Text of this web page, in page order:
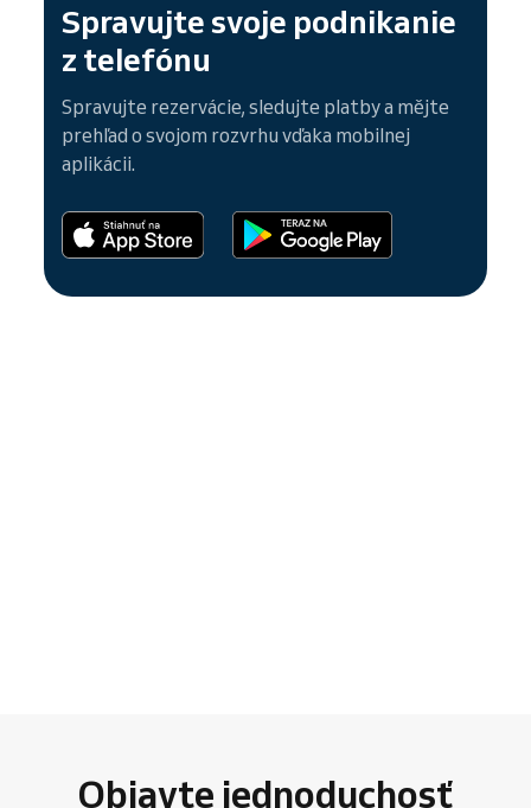
Spravujte svoje podnikanie
z telefónu
Spravujte rezervácie, sledujte platby a mějte
prehľad o svojom rozvrhu vďaka mobilnej
aplikácii.
Objavte jednoduchosť